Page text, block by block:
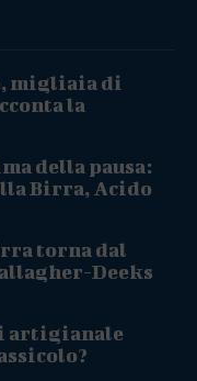
migliaia di
la
della pausa:
Birra, Acido
torna dal
Deeks
artigianale